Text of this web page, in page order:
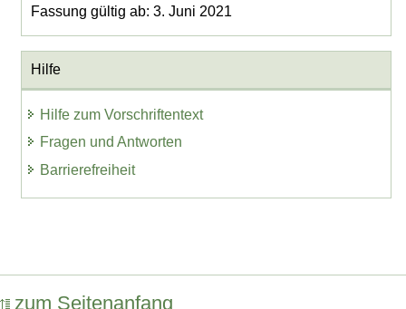
Fassung gültig ab: 3. Juni 2021
Hilfe
Hilfe zum Vorschriftentext
Fragen und Antworten
Barrierefreiheit
zum Seitenanfang